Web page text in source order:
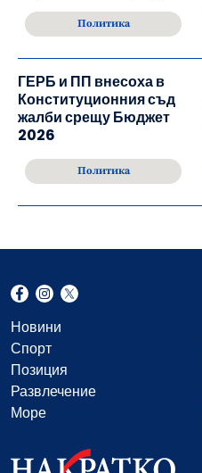
Политика
ГЕРБ и ПП внесоха в
Конституционния съд
жалби срещу Бюджет
2026
Политика
Новини
Спорт
Позиция
Развлечение
Море